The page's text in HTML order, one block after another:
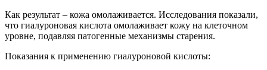
Как результат – кожа омолаживается. Исследования показали,
что гиалуроновая кислота омолаживает кожу на клеточном
уровне, подавляя патогенные механизмы старения.
Показания к применению гиалуроновой кислоты: